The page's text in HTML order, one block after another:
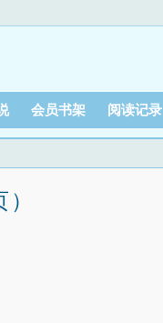
会员书架 阅读记录